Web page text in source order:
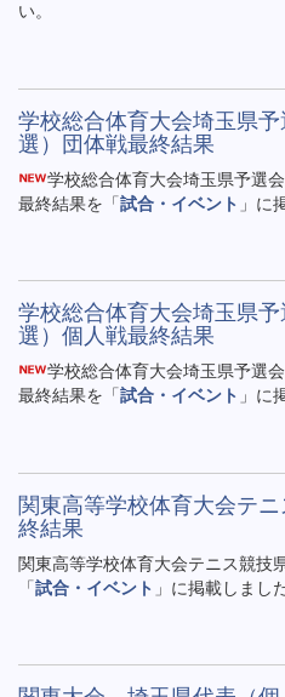
い。
学校総合体育大会埼玉県
選）団体戦最終結果
学校総合体育大会埼玉県予選
最終結果を「試合・イベント 」に
学校総合体育大会埼玉県
選）個人戦最終結果
学校総合体育大会埼玉県予選
最終結果を「試合・イベント 」に
関東高等学校体育大会テ
終結果
関東高等学校体育大会テニス競技
「試合・イベント 」に掲載しました